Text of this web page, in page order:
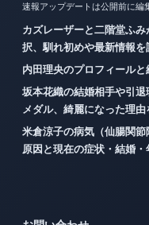
速報アップデートは公開前に編
カズレーザーと二階堂ふ
択、馴れ初めや最新情報を
内田理央のプロフィール
坂本花織の結婚相手や引
メダル、綺麗になった理由
米倉涼子の病気（仙腸関
原因と現在の症状・結婚